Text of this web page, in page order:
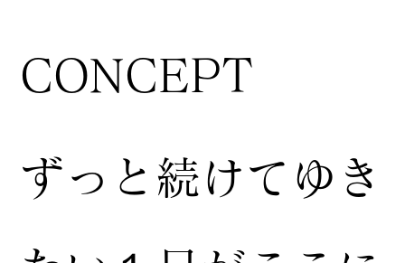
CONCEPT
ずっと続けてゆき